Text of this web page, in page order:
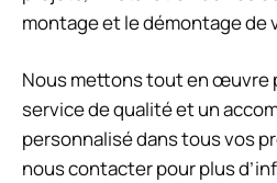
montage et le démontage de
Nous mettons tout en œuvre
service de qualité et un
personnalisé dans tous vos
nous contacter pour plus